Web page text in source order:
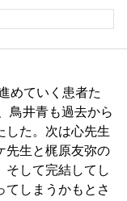
めていく患者た
鳥井青も過去から
した。次は心先生
先生と梶原友弥の
そして完結してし
てしまうかもとさ